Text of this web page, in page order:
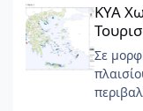
ΚΥΑ
Σε